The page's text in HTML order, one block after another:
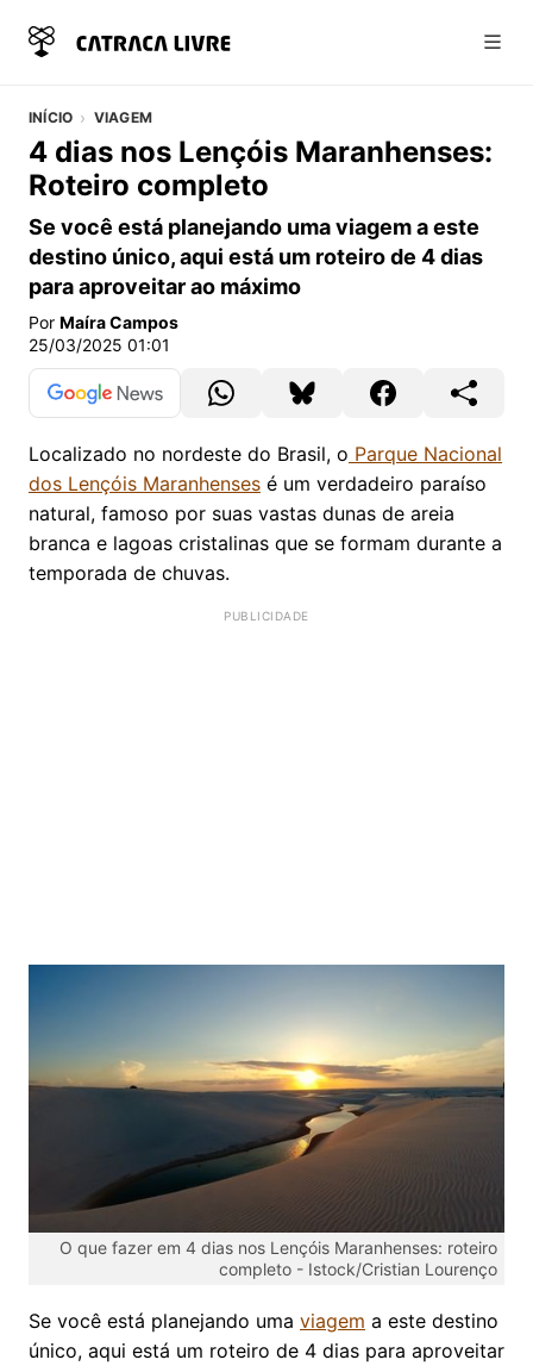
INÍCIO VIAGEM
4 dias nos Lençóis Maranhenses:
Roteiro completo
Se você está planejando uma viagem a este
destino único, aqui está um roteiro de 4 dias
para aproveitar ao máximo
Por Maíra Campos
25/03/2025 01:01
Localizado no nordeste do Brasil, o Parque Nacional
dos Lençóis Maranhenses é um verdadeiro paraíso
natural, famoso por suas vastas dunas de areia
branca e lagoas cristalinas que se formam durante a
temporada de chuvas.
O que fazer em 4 dias nos Lençóis Maranhenses: roteiro
completo - Istock/Cristian Lourenço
Se você está planejando uma viagem a este destino
único, aqui está um roteiro de 4 dias para aproveitar